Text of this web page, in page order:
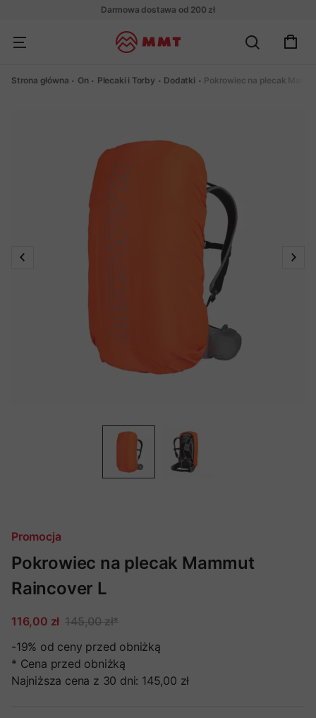
Darmowa dostawa od 200 zł
Strona główna On Plecaki i Torby Dodatki Pokrowiec na plecak
Promocja
Pokrowiec na plecak Mammut
Raincover L
116,00 zł 145,00 zł*
-19% od ceny przed obniżką
* Cena przed obniżką
Najniższa cena z 30 dni: 145,00 zł